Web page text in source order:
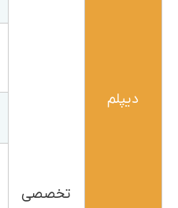
دیپلم
تخصصی